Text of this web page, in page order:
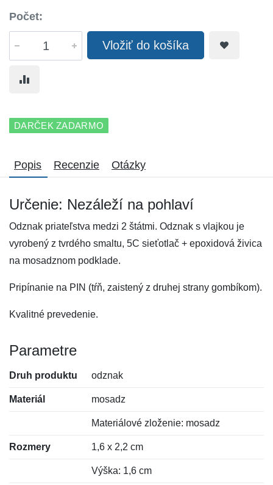
Počet:
Vložiť do košíka
DARČEK ZADARMO
Popis Recenzie Otázky
Určenie: Nezáleží na pohlaví
Odznak priateľstva medzi 2 štátmi. Odznak s vlajkou je
vyrobený z tvrdého smaltu, 5C sieťotlač + epoxidová živica
na mosadznom podklade.
Pripínanie na PIN (tŕň, zaistený z druhej strany gombíkom).
Kvalitné prevedenie.
Parametre
Druh produktu odznak
Materiál mosadz
Materiálové zloženie: mosadz
Rozmery 1,6 x 2,2 cm
Výška: 1,6 cm